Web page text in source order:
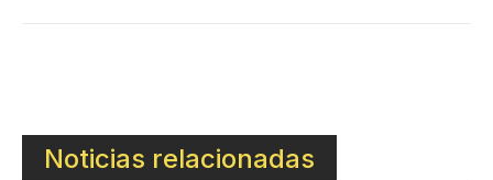
Noticias relacionadas